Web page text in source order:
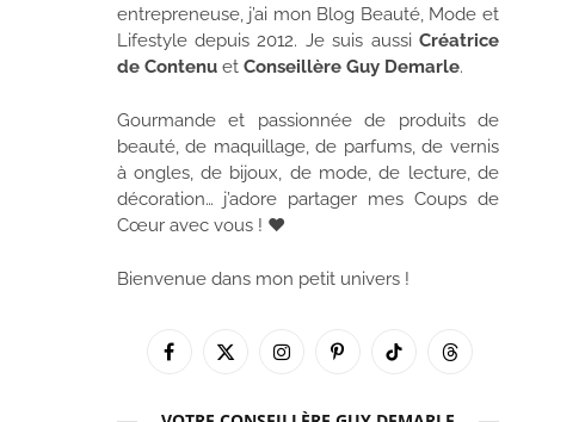
entrepreneuse, j’ai mon Blog Beauté, Mode et
Lifestyle depuis 2012. Je suis aussi Créatrice
de Contenuet Conseillère Guy Demarle.
Gourmande et passionnée de produits de
beauté, de maquillage, de parfums, de vernis
à ongles, de bijoux, de mode, de lecture, de
décoration… j’adore partager mes Coups de
Cœur avec vous ! ♥
Bienvenue dans mon petit univers !
Facebook
X
InstagramPinterestTikTok Threads